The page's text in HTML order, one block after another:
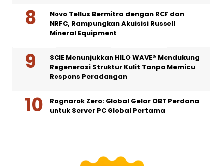
Novo Tellus Bermitra dengan RCF dan
NRFC, Rampungkan Akuisisi Russell
Mineral Equipment
SCIE Menunjukkan HILO WAVE® Mendukung
Regenerasi Struktur Kulit Tanpa Memicu
Respons Peradangan
Ragnarok Zero: Global Gelar OBT Perdana
untuk Server PC Global Pertama